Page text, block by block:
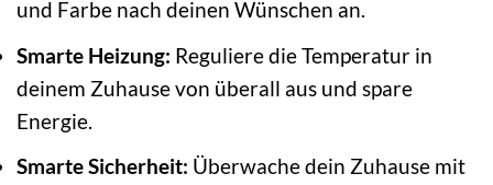
und Farbe nach deinen Wünschen an.
Smarte Heizung: Reguliere die Temperatur in
deinem Zuhause von überall aus und spare
Energie.
Smarte Sicherheit: Überwache dein Zuhause mit